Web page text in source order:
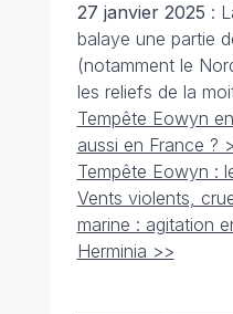
27 janvier 2025 :
balaye une partie
(notamment le
les reliefs de la
Tempête Eowyn
aussi en France ?
Tempête Eowyn :
Vents violents,
marine : agitation
Herminia >>